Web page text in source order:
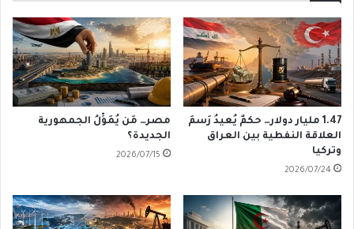
1.47 مليار دولار… حكمٌ يُعيدُ رَسمَ
العلاقة النفطية بين العراق
وتركيا
2026/07/24
مصر… مَن يُمَوِّلُ الجمهورية
الجديدة؟
2026/07/15